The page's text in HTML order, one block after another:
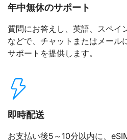
年中無休のサポート
質問にお答えし、英語、スペイ
などで、チャットまたはメー
サポートを提供します。
即時配送
お支払い後5～10分以内に、